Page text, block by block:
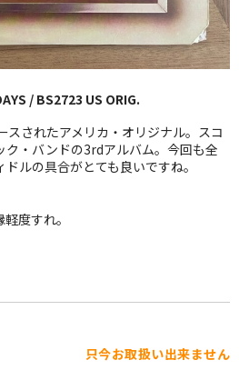
/ BS2723 US ORIG.
されたアメリカ・オリジナル。スコ
ク・バンドの3rdアルバム。今回も全
ルの具合がとても良いですね。
度すれ。
只今お取扱い出来ません